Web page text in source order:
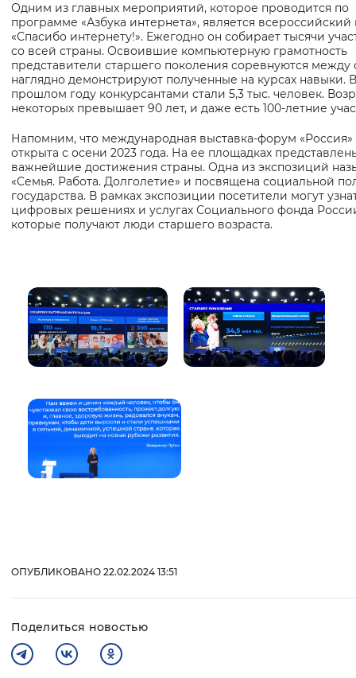
Одним из главных мероприятий, которое проводится по
программе «Азбука интернета», является всероссийский
«Спасибо интернету!». Ежегодно он собирает тысячи
со всей страны. Освоившие компьютерную грамотность
представители старшего поколения соревнуются между
наглядно демонстрируют полученные на курсах навыки. В
прошлом году конкурсантами стали 5,3 тыс. человек.
некоторых превышает 90 лет, и даже есть 100-летние
Напомним, что международная выставка-форум «Россия»
открыта с осени 2023 года. На ее площадках
важнейшие достижения страны. Одна из экспозиций
«Семья. Работа. Долголетие» и посвящена социальной
государства. В рамках экспозиции посетители могут
цифровых решениях и услугах Социального фонда
которые получают люди старшего возраста.
ОПУБЛИКОВАНО 22.02.2024 13:51
Поделиться новостью